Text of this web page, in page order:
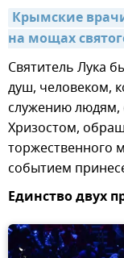
Крымские
на мощах
Святитель Лука
душ, человеком,
служению людям,
Хризостом,
торжественного
событием
Единство двух